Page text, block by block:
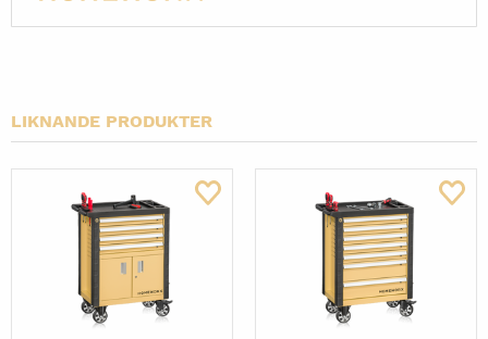
LIKNANDE PRODUKTER